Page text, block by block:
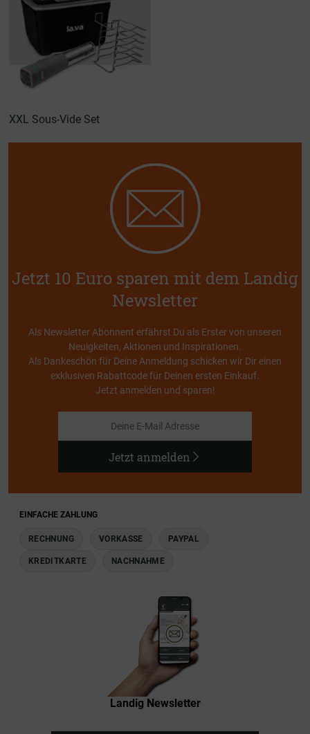
XXL Sous-Vide Set
Jetzt 10 Euro sparen mit dem Landig
Newsletter
Als Newsletter Abonnent erfährst Du als Erster von unseren
Neuigkeiten, Aktionen und Inspirationen.
Als Dankeschön für Deine Anmeldung schicken wir Dir einen
exklusiven Rabattcode für Deinen ersten Einkauf.
Jetzt anmelden und sparen!
Jetzt anmelden
EINFACHE ZAHLUNG
RECHNUNG VORKASSE PAYPAL
KREDITKARTE NACHNAHME
Landig Newsletter